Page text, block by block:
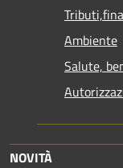
Ambiente
Salute,
NOVITÀ